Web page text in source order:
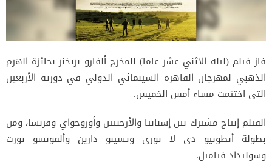
فاز فيلم (ليلة الاثني عشر عاما) للمخرج ألفارو بريخنر بجائزة الهرم
الذهبي لمهرجان القاهرة السينمائي الدولي في دورته الأربعين
التي اختتمت مساء أمس الخميس.
الفيلم إنتاج مشترك بين إسبانيا والأرجنتين وأوروجواي وفرنسا، ومن
بطولة أنطونيو دي لا توري وتشينو دارين وألفونسو تورت
وسوليداد فياميل.